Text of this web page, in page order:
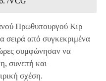
Πρωθυπουργού Κιρ
σειρά από συγκεκριμένα
συμφώνησαν να
συνεπή και
σχέση.